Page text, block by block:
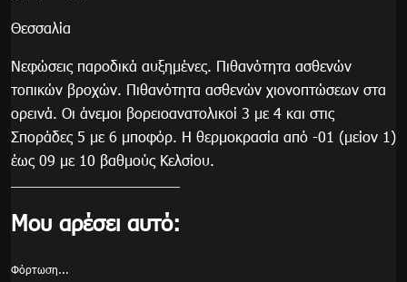
Θεσσαλία
Νεφώσεις παροδικά αυξημένες. Πιθανότητα ασθενών
τοπικών βροχών. Πιθανότητα ασθενών χιονοπτώσεων στα
ορεινά. Οι άνεμοι βορειοανατολικοί 3 με 4 και στις
Σποράδες 5 με 6 μποφόρ. Η θερμοκρασία από -01 (μείον 1)
έως 09 με 10 βαθμούς Κελσίου.
Μου αρέσει αυτό:
Φόρτωση...